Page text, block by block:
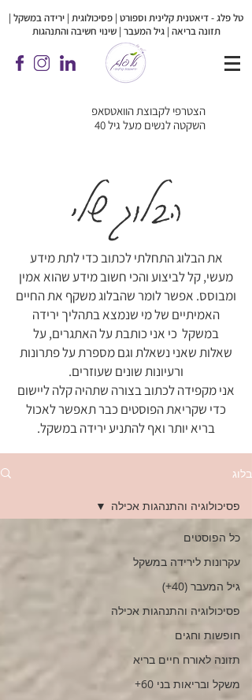
טל פלג - דיאטנית קלינית וספורט | פסיכולוגית | ירידה במשקל |
תזונה בריאה | גיל המעבר | שינוי חשיבה והתנהגות
הצטרפי לקבוצת הוואטסאפ
השקטה לנשים מעל גיל 40
הבלוג שלי
את הבלוג התחלתי לכתוב כדי לתת מידע
מעשי, קל לביצוע והכי חשוב מידע שהוא אמין
ומבוסס. אפשר לומר שהבלוג משקף את החיים
האמיתיים של מי שנמצא בתהליך ירידה
במשקל כי אני כותבת על האתגרים, על
שאלות שאני נשאלת וגם מספרת על פתרונות
ורעיונות שונים שעוזרים.
אני מקפידה לכתוב בצורה שתהיה קלה ליישום
כדי שקריאת הפוסטים כבר תאפשר לאכול
בריא יותר ואף להתניע ירידה במשקל.
בלוג
כל הפוסטים
עקרונות לירידה במשקל
גיל המעבר (40+)
פסיכולוגיה והתנהגות אכילה
חופשות וחגים
תזונה לאורח חיים בריא
משקל ובריאות בני 60+
פסיכולוגיה והתנהגות אכילה